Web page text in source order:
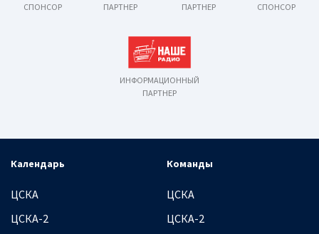
СПОНСОР
ПАРТНЕР
ПАРТНЕР
СПОНСОР
ИНФОРМАЦИОННЫЙ
ПАРТНЕР
Календарь
ЦСКА
ЦСКА-2
Команды
ЦСКА
ЦСКА-2